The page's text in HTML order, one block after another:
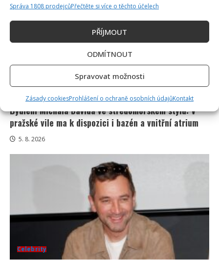
Správa 1808 prodejcůPřečtěte si více o těchto účelech
PŘÍJMOUT
ODMÍTNOUT
Spravovat možnosti
Zásady cookiesProhlášení o ochraně osobních údajůKontakt
Bydlení Michala Davida ve středomořském stylu: V
pražské vile ma k dispozici i bazén a vnitřní atrium
5. 8. 2026
Celebrity